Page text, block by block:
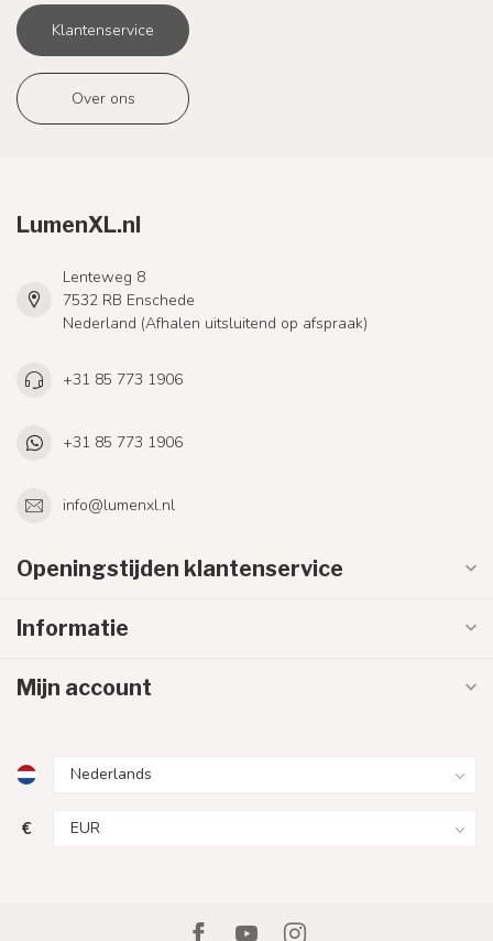
Klantenservice
Over ons
LumenXL.nl
Lenteweg 8
7532 RB Enschede
Nederland (Afhalen uitsluitend op afspraak)
+31 85 773 1906
+31 85 773 1906
info@lumenxl.nl
Openingstijden klantenservice
Informatie
Mijn account
€